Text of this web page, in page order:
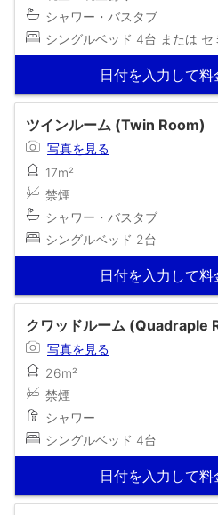
シャワー・バスタブ
シングルベッド 4台 または セ
日付を入力して
ツインルーム (Twin Room)
写真を見る
17m²
禁煙
シャワー・バスタブ
シングルベッド 2台
日付を入力して
クワッドルーム (Quadraple
写真を見る
26m²
禁煙
シャワー
シングルベッド 4台
日付を入力して